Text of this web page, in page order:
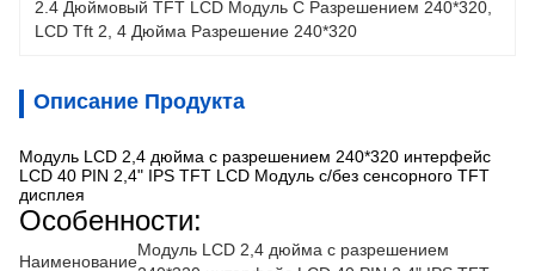
2.4 Дюймовый TFT LCD Модуль С Разрешением 240*320
LCD Tft 2 4 Дюйма Разрешение 240*320
Описание Продукта
Модуль LCD 2,4 дюйма с разрешением 240*320 интерфейс
LCD 40 PIN 2,4" IPS TFT LCD Модуль с/без сенсорного TFT
дисплея
Особенности:
Наименование
Модуль LCD 2,4 дюйма с разрешением